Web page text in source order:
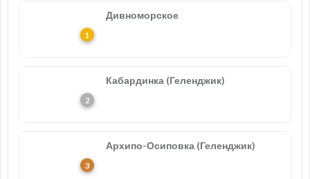
Дивноморское
Кабардинка (Геленджик)
Архипо-Осиповка (Геленджик)